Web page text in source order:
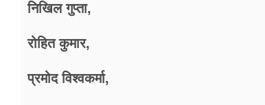
निखिल गुप्ता,
रोहित कुमार,
प्रमोद विश्वकर्मा,